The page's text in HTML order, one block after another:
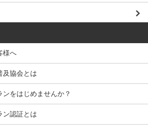
様へ
及協会とは
をはじめませんか？
ン認証とは